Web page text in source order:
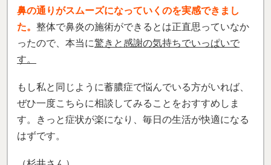
鼻の通りがスムーズになっていくのを実感できまし
た。 整体で鼻炎の施術ができるとは正直思っていなか
ったので、本当に驚きと感謝の気持ちでいっぱいで
す。
もし私と同じように蓄膿症で悩んでいる方がいれば、
ぜひ一度こちらに相談してみることをおすすめしま
す。きっと症状が楽になり、毎日の生活が快適になる
はずです。